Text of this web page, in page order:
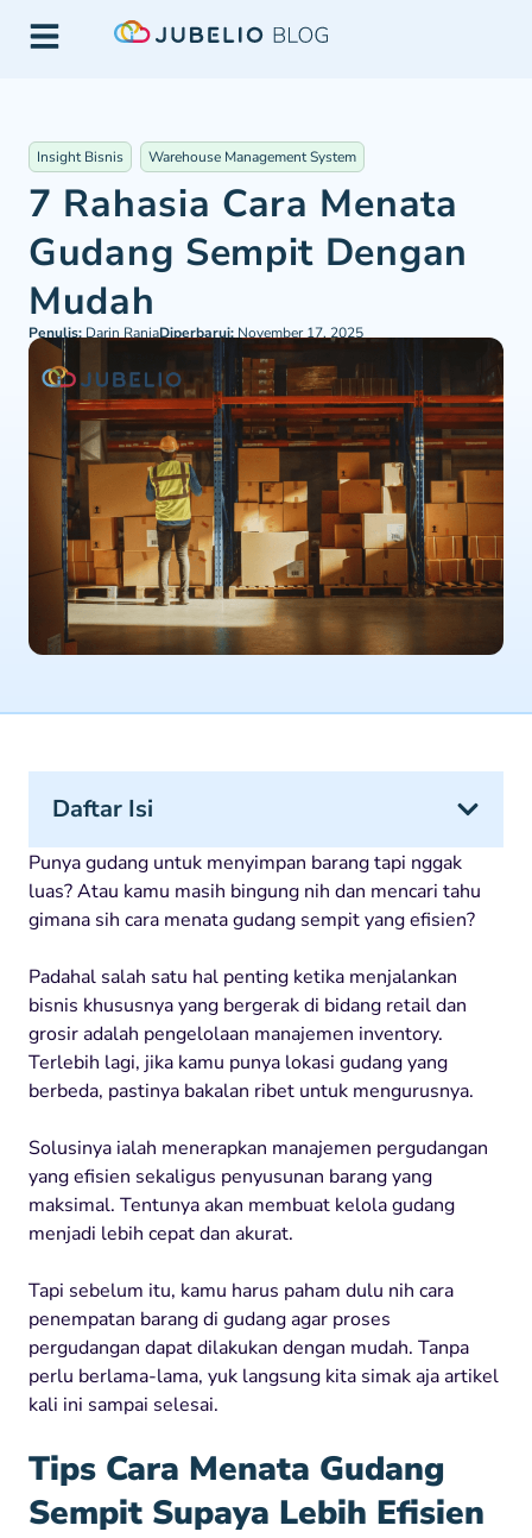
Insight Bisnis Warehouse Management System
7 Rahasia Cara Menata
Gudang Sempit Dengan
Mudah
Penulis: Darin RaniaDiperbarui: November 17, 2025
Punya gudang untuk menyimpan barang tapi nggak
luas? Atau kamu masih bingung nih dan mencari tahu
gimana sih cara menata gudang sempit yang efisien?
Padahal salah satu hal penting ketika menjalankan
bisnis khususnya yang bergerak di bidang retail dan
grosir adalah pengelolaan manajemen inventory.
Terlebih lagi, jika kamu punya lokasi gudang yang
berbeda, pastinya bakalan ribet untuk mengurusnya.
Solusinya ialah menerapkan manajemen pergudangan
yang efisien sekaligus penyusunan barang yang
maksimal. Tentunya akan membuat kelola gudang
menjadi lebih cepat dan akurat.
Tapi sebelum itu, kamu harus paham dulu nih cara
penempatan barang di gudang agar proses
pergudangan dapat dilakukan dengan mudah. Tanpa
perlu berlama-lama, yuk langsung kita simak aja artikel
kali ini sampai selesai.
Tips Cara Menata Gudang
Sempit Supaya Lebih Efisien
Daftar Isi